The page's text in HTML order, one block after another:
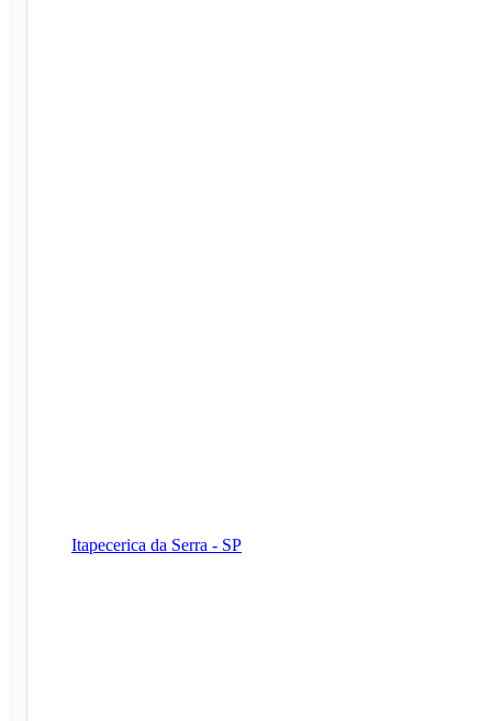
Itapecerica da Serra - SP